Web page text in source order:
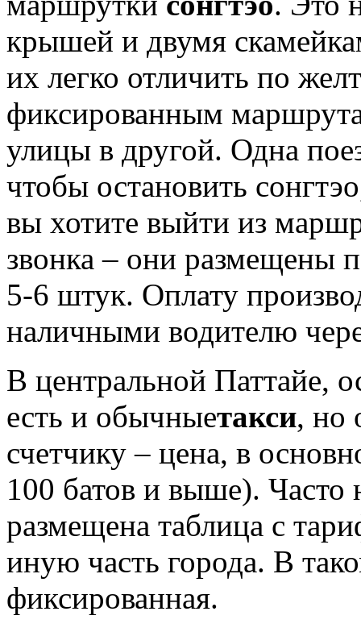
крышей и двумя
их легко отличить по
фиксированным
улицы в другой. Одна
чтобы остановить
вы хотите выйти из
звонка – они размещены
5-6 штук. Оплату
наличными водителю
В центральной Паттайе,
есть и обычныетакси, но
счетчику – цена, в
100 батов и выше). Часто
размещена таблица с
иную часть города. В
фиксированная.